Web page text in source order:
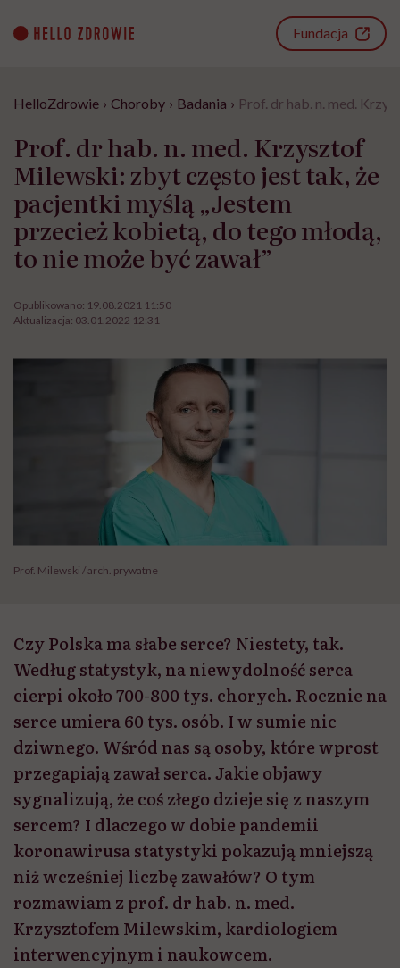
content
Fundacja
HelloZdrowie › Choroby › Badania › Prof. dr hab. n. med.
Prof. dr hab. n. med. Krzysztof
Milewski: zbyt często jest tak, że
pacjentki myślą „Jestem
przecież kobietą, do tego młodą,
to nie może być zawał”
Opublikowano: 19.08.2021 11:50
Aktualizacja: 03.01.2022 12:31
Prof. Milewski / arch. prywatne
Czy Polska ma słabe serce? Niestety, tak.
Według statystyk, na niewydolność serca
cierpi około 700-800 tys. chorych. Rocznie na
serce umiera 60 tys. osób. I w sumie nic
dziwnego. Wśród nas są osoby, które wprost
przegapiają zawał serca. Jakie objawy
sygnalizują, że coś złego dzieje się z naszym
sercem? I dlaczego w dobie pandemii
koronawirusa statystyki pokazują mniejszą
niż wcześniej liczbę zawałów? O tym
rozmawiam z prof. dr hab. n. med.
Krzysztofem Milewskim, kardiologiem
interwencyjnym i naukowcem.